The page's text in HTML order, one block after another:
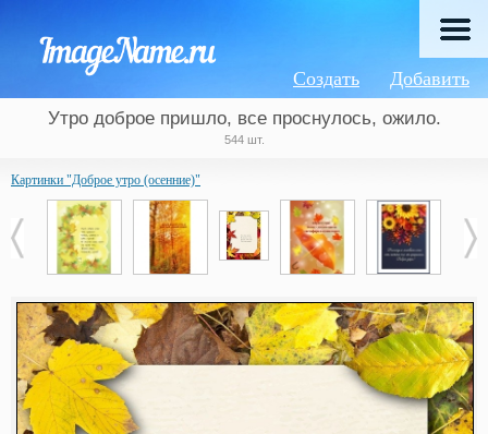
Добавить
Создать
Утро доброе пришло, все проснулось, ожило.
544 шт.
Картинки "Доброе утро (осенние)"